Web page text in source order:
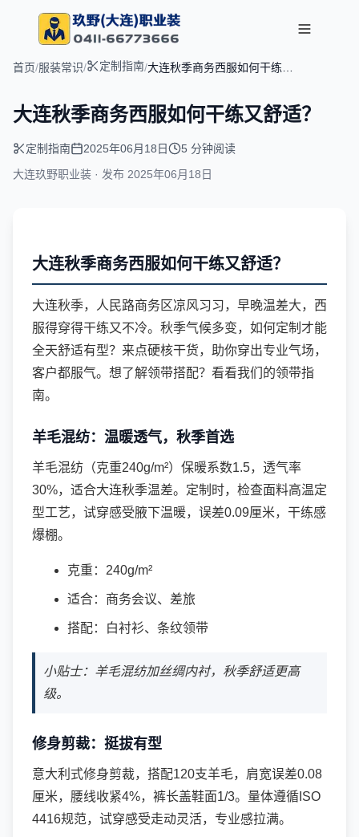
首页/服装常识/ 定制指南/大连秋季商务西服如何干练又
大连秋季商务西服如何干练又舒适？
定制指南 2025年06月18日
5 分钟阅读
大连玖野职业装 · 发布 2025年06月18日
大连秋季商务西服如何干练又舒适？
大连秋季，人民路商务区凉风习习，早晚温差大，西
服得穿得干练又不冷。秋季气候多变，如何定制才能
全天舒适有型？来点硬核干货，助你穿出专业气场，
客户都服气。想了解领带搭配？看看我们的领带指
南。
羊毛混纺：温暖透气，秋季首选
羊毛混纺（克重240g/m²）保暖系数1.5，透气率
30%，适合大连秋季温差。定制时，检查面料高温定
型工艺，试穿感受腋下温暖，误差0.09厘米，干练感
爆棚。
克重：240g/m²
适合：商务会议、差旅
搭配：白衬衫、条纹领带
小贴士：羊毛混纺加丝绸内衬，秋季舒适更高
级。
修身剪裁：挺拔有型
意大利式修身剪裁，搭配120支羊毛，肩宽误差0.08
厘米，腰线收紧4%，裤长盖鞋面1/3。量体遵循ISO
4416规范，试穿感受走动灵活，专业感拉满。